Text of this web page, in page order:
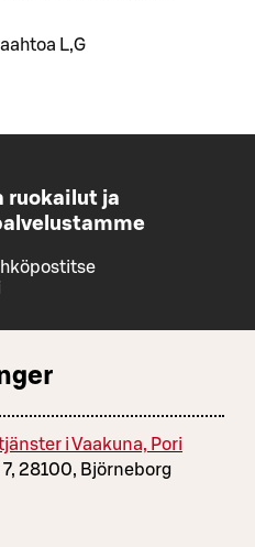
L,G
ruokailut ja
i Vaakuna, Pori
28100, Björneborg